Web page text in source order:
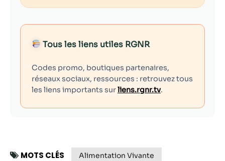
Tous les liens utiles RGNR
Codes promo, boutiques partenaires,
réseaux sociaux, ressources : retrouvez tous
les liens importants surliens.rgnr.tv.
MOTS CLÉS Alimentation Vivante